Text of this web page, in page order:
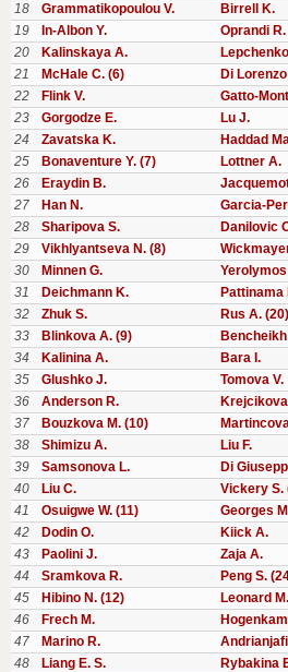
18
Grammatikopoulou V. Birrell K.
19
In-Albon Y. Oprandi R.
20
Kalinskaya A.
21
McHale C. (6) Di Lorenzo
22
Flink V. Gatto-
23
Gorgodze E. Lu J.
24
Zavatska K. Haddad
25
Bonaventure Y. (7) Lottner A.
26
Eraydin B.
27
Han N. Garcia-
28
Sharipova S. Danilovic
29
Vikhlyantseva N. (8)
30
Minnen G. Yerolymos
31
Deichmann K.
32
Zhuk S. Rus A. (20)
33
Blinkova A. (9)
34
Kalinina A. Bara I.
35
Glushko J. Tomova V.
36
Anderson R.
37
Bouzkova M. (10)
38
Shimizu A. Liu F.
39
Samsonova L. Di
40
Liu C. Vickery S.
41
Osuigwe W. (11) Georges
42
Dodin O. Kiick A.
43
Paolini J. Zaja A.
44
Sramkova R. Peng S.
45
Hibino N. (12) Leonard M.
46
Frech M.
47
Marino R.
48
Liang E. S. Rybakina